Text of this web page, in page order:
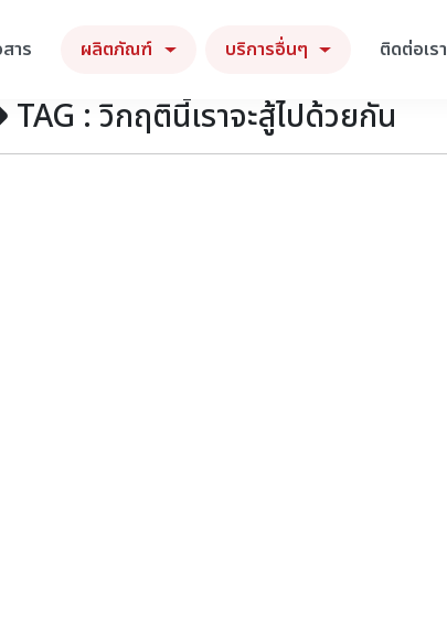
าร ผลิตภัณฑ์ บริการอื่นๆ ติดต่อเรา
TAG : วิกฤตินี้เราจะสู้ไปด้วยกัน